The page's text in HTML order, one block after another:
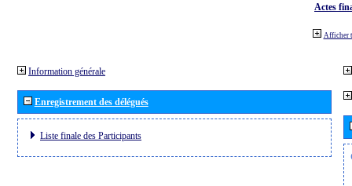
Actes
Afficher
Information générale
Enregistrement des délégués
Liste finale des Participants